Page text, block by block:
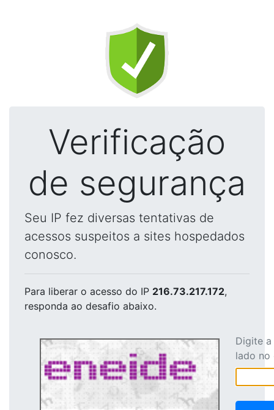
Verificação
de segurança
Seu IP fez diversas tentativas de
acessos suspeitos a sites hospedados
conosco.
Para liberar o acesso do IP 216.73.217.172,
responda ao desafio abaixo.
Digite
lado no